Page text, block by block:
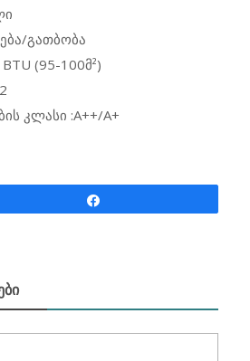
გათბობა
(95-100მ²)
კლასი :A++/A+